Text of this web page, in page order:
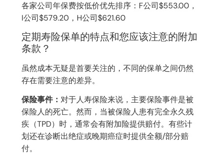
各家公司年保费按低价优先排序：F公司$553.00，
I公司$579.20，H公司$621.60
定期寿险保单的特点和您应该注意的附加
条款？
虽然成本无疑是首要关注的，不同的保单之间仍然
存在需要注意的差异。
保险事件： 对于人寿保险来说，主要保险事件是被
保险人的死亡。然而，当被保险人患有完全永久残
疾（TPD）时，通常会有附加险提供赔付。有些计
划还在诊断出绝症或晚期癌症时提供全额/部分赔
付。